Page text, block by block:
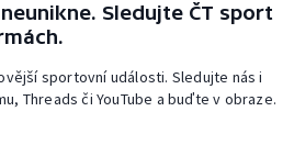
Sledujte ČT sport
sportovní události. Sledujte nás i
Threads či YouTube a buďte v obraze.